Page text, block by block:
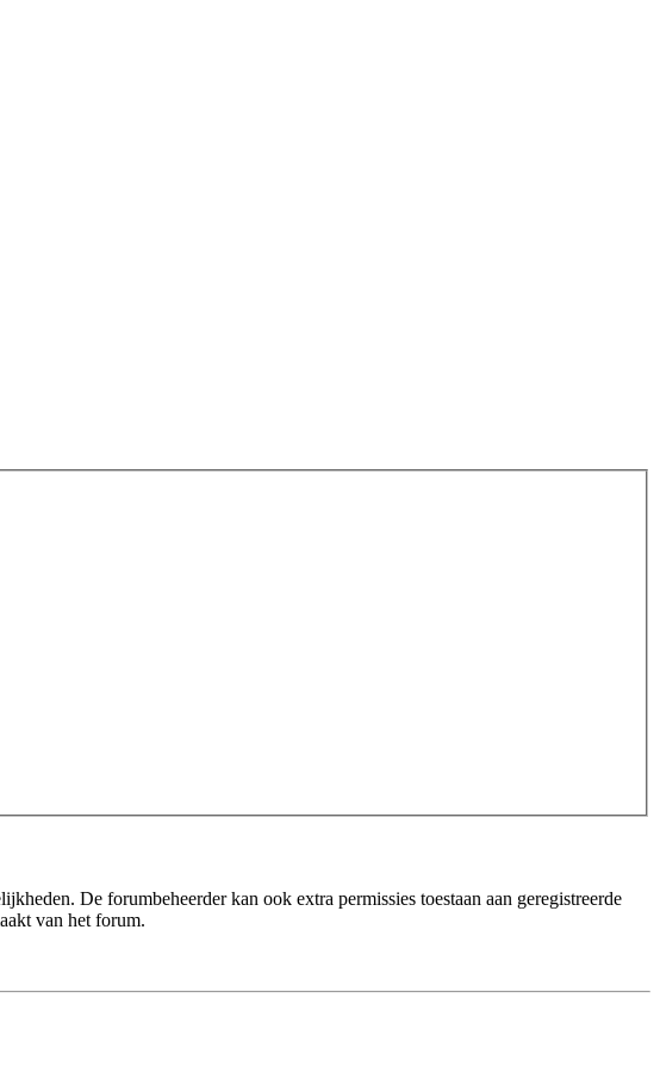
De forumbeheerder kan ook extra permissies toestaan aan geregistreerde
van het forum.